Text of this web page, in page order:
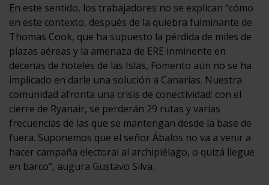
En este sentido, los trabajadores no se explican “cómo
en este contexto, después de la quiebra fulminante de
Thomas Cook, que ha supuesto la pérdida de miles de
plazas aéreas y la amenaza de ERE inminente en
decenas de hoteles de las Islas, Fomento aún no se ha
implicado en darle una solución a Canarias. Nuestra
comunidad afronta una crisis de conectividad: con el
cierre de Ryanair, se perderán 29 rutas y varias
frecuencias de las que se mantengan desde la base de
fuera. Suponemos que el señor Ábalos no va a venir a
hacer campaña electoral al archipiélago, o quizá llegue
en barco”, augura Gustavo Silva.